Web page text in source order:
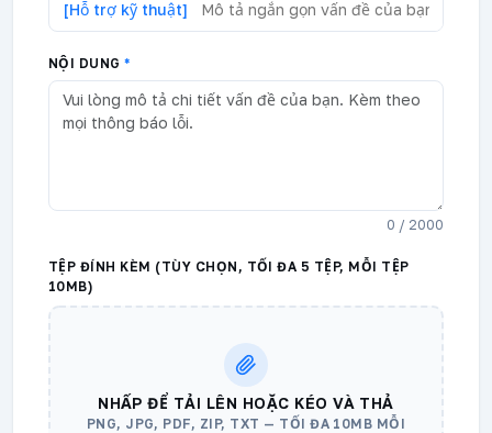
[Hỗ trợ kỹ thuật]
NỘI DUNG*
0 / 2000
TỆP ĐÍNH KÈM (TÙY CHỌN, TỐI ĐA 5 TỆP, MỖI TỆP
10MB)
NHẤP ĐỂ TẢI LÊN HOẶC KÉO VÀ THẢ
PNG, JPG, PDF, ZIP, TXT — TỐI ĐA 10MB MỖI